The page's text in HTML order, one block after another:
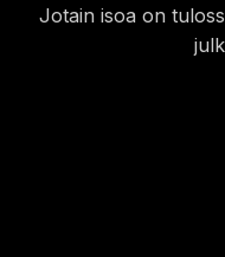
Jotain isoa on